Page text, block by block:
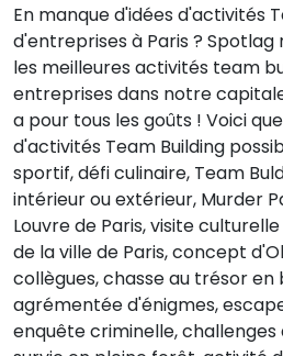
En manque d'idées d'activités
d'entreprises à Paris ?
les meilleures activités team
entreprises dans notre
a pour tous les goûts ! Voici
d'activités Team Building
sportif, défi culinaire, Team
intérieur ou extérieur, Murder
Louvre de Paris, visite
de la ville de Paris, concept
collègues, chasse au trésor en
agrémentée d'énigmes,
enquête criminelle,